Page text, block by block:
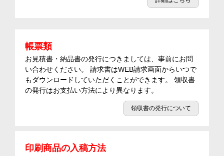
帳票類
お見積書・納品書の発行につきましては、事前にお問
い合わせください。 請求書はWEB請求画面からいつで
もダウンロードしていただくことができます。 領収書
の発行はお支払い方法により異なります。
領収書の発行について
印刷商品の入稿方法